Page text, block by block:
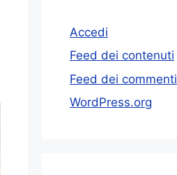
Accedi
Feed dei contenuti
Feed dei commenti
WordPress.org